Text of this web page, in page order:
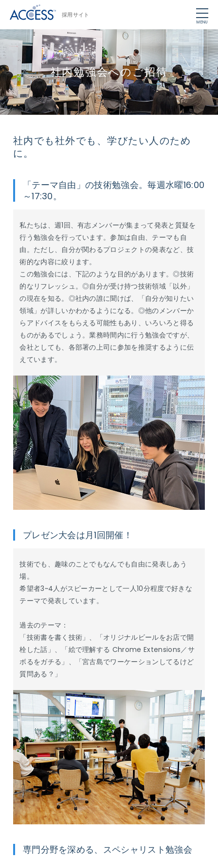
採用サイト
MENU
社内勉強会へのご招待
社内でも社外でも、学びたい人のため
に。
「テーマ自由」の技術勉強会。毎週水曜16:00
～17:30。
私たちは、週1回、有志メンバーが集まって発表と質疑を
行う勉強会を行っています。参加は自由、テーマも自
由。ただし、自分が関わるプロジェクトの発表など、技
術的な内容に絞ります。
この勉強会には、下記のような目的があります。◎技術
的なリフレッシュ。◎自分が受け持つ技術領域「以外」
の現在を知る。◎社内の誰に聞けば、「自分が知りたい
領域」が詳しいかわかるようになる。◎他のメンバーか
らアドバイスをもらえる可能性もあり、いろいろと得る
ものがあるでしょう。業務時間内に行う勉強会ですが、
会社としても、各部署の上司に参加を推奨するように伝
えています。
プレゼン大会は月1回開催！
技術でも、趣味のことでもなんでも自由に発表しあう
場。
希望者3~4人がスピーカーとして一人10分程度で好きな
テーマで発表しています。
過去のテーマ：
「技術書を書く技術」、「オリジナルビールをお店で開
栓した話」、「絵で理解する Chrome Extensions／サ
ボるをガチる」、「宮古島でワーケーションしてるけど
質問ある？」
専門分野を深める、スペシャリスト勉強会